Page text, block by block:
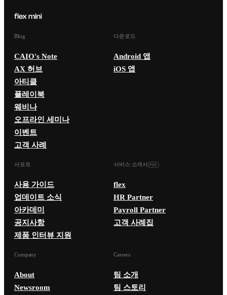
Blog
CAIO's Note
AX 허브
아티클
플레이북
웨비나
오프라인 세미나
이벤트
고객 사례
다운로드
Android 앱
iOS 앱
서포트
사용 가이드
업데이트 소식
아카데미
공지사항
제품 인터뷰 지원
서비스 소개서
flex
HR Partner
Payroll Partner
고객 사례집
Company
About
Newsroom
Careers
팀 소개
팀 스토리